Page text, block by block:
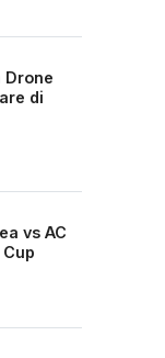
Drone
di
vs AC